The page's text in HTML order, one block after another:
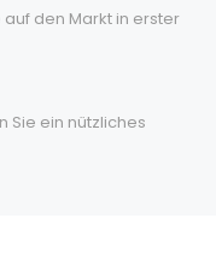
den Markt in erster
Sie ein nützliches